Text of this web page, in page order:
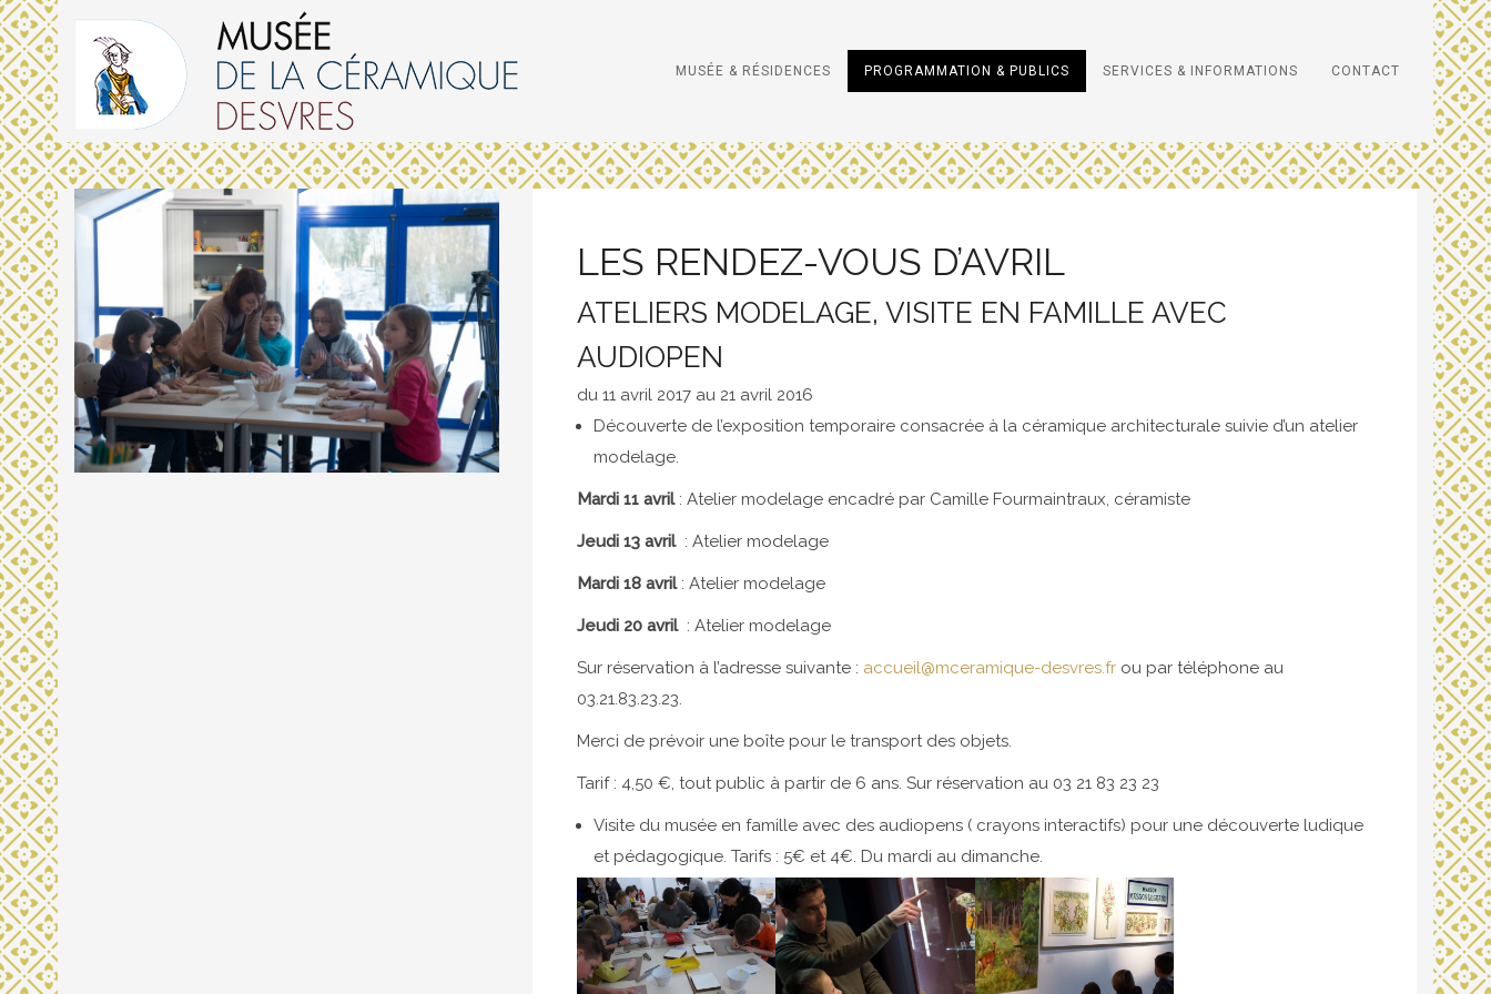
MUSÉE & RÉSIDENCES PROGRAMMATION & PUBLICS SERVICES & INFORMATIONS CONTACT
LES RENDEZ-VOUS D’AVRIL
ATELIERS MODELAGE, VISITE EN FAMILLE AVEC
AUDIOPEN
du 11 avril 2017 au 21 avril 2016
Découverte de l’exposition temporaire consacrée à la céramique architecturale suivie d’un atelier
modelage.
Mardi 11 avril : Atelier modelage encadré par Camille Fourmaintraux, céramiste
Jeudi 13 avril : Atelier modelage
Mardi 18 avril: Atelier modelage
Jeudi 20 avril : Atelier modelage
Sur réservation à l’adresse suivante : accueil@mceramique-desvres.fr ou par téléphone au
03.21.83.23.23.
Merci de prévoir une boîte pour le transport des objets.
Tarif : 4,50 €, tout public à partir de 6 ans. Sur réservation au 03 21 83 23 23
Visite du musée en famille avec des audiopens ( crayons interactifs) pour une découverte ludique
et pédagogique. Tarifs : 5€ et 4€. Du mardi au dimanche.